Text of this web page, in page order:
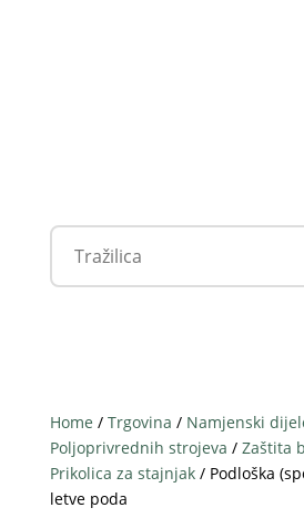
Home / Trgovina / Namjenski
Poljoprivrednih strojeva / Zaštita
Prikolica za stajnjak/ Podloška
letve poda